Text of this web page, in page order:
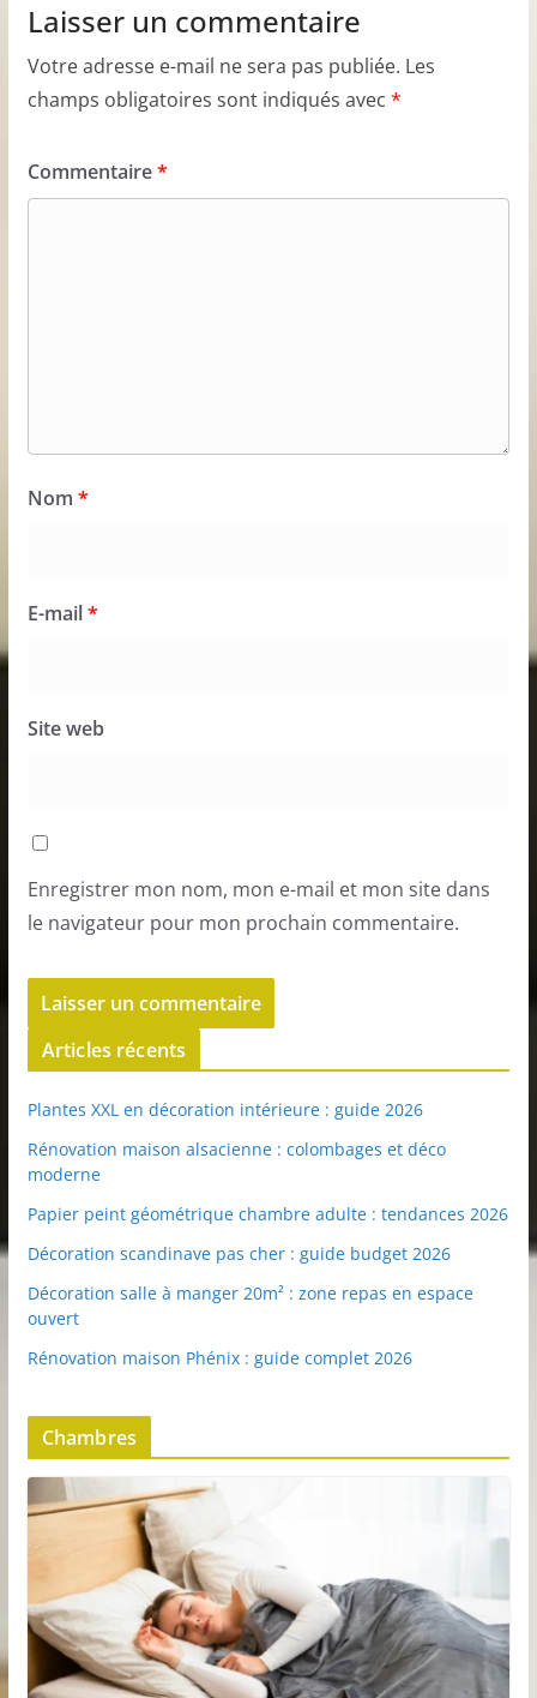
Laisser un commentaire
Votre adresse e-mail ne sera pas publiée. Les
champs obligatoires sont indiqués avec *
Commentaire*
Nom *
E-mail*
Site web
Enregistrer mon nom, mon e-mail et mon site dans
le navigateur pour mon prochain commentaire.
Articles récents
Plantes XXL en décoration intérieure : guide 2026
Rénovation maison alsacienne : colombages et déco
moderne
Papier peint géométrique chambre adulte : tendances 2026
Décoration scandinave pas cher : guide budget 2026
Décoration salle à manger 20m² : zone repas en espace
ouvert
Rénovation maison Phénix : guide complet 2026
Chambres